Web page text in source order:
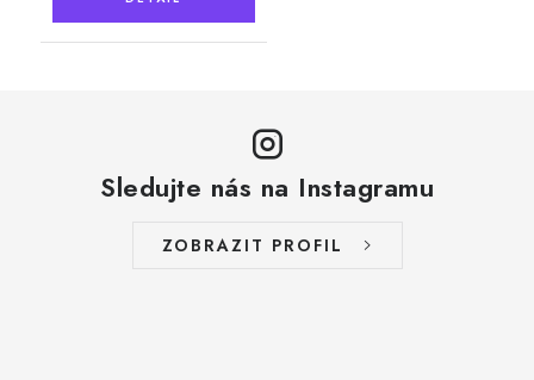
Sledujte nás na Instagramu
ZOBRAZIT PROFIL